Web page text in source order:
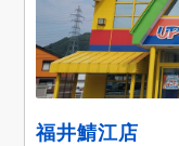
福井鯖江店